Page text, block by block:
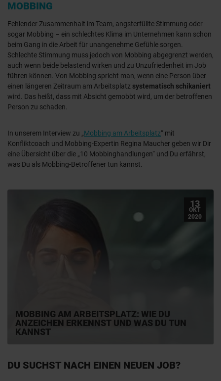
MOBBING
Fehlender Zusammenhalt im Team, angsterfüllte Stimmung oder
sogar Mobbing – ein schlechtes Klima im Unternehmen kann schon
beim Gang in die Arbeit für unangenehme Gefühle sorgen.
Schlechte Stimmung muss jedoch von Mobbing abgegrenzt werden,
auch wenn beide belastend wirken und zu Unzufriedenheit im Job
führen können. Von Mobbing spricht man, wenn eine Person über
einen längeren Zeitraum am Arbeitsplatz systematisch schikaniert
wird. Das heißt, dass mit Absicht gemobbt wird, um der betroffenen
Person zu schaden.
In unserem Interview zu „Mobbing am Arbeitsplatz“ mit
Konfliktcoach und Mobbing-Expertin Regina Maucher geben wir Dir
eine Übersicht über die „10 Mobbinghandlungen“ und Du erfährst,
was Du als Mobbing-Betroffener tun kannst.
MOBBING AM ARBEITSPLATZ: WIE DU
ANZEICHEN ERKENNST UND WAS DU TUN
KANNST
13
OKT
2020
DU SUCHST NACH EINEN NEUEN JOB?